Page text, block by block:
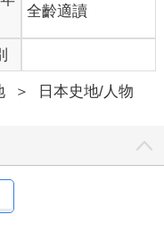
全齡適讀
＞ 日本史地/人物